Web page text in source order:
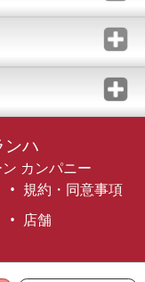
ンハ
カンパニー
規約・同意事項
店舗
Reserved.